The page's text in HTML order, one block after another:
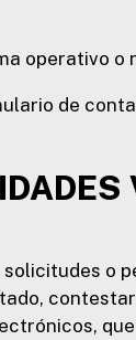
operativo
de
o